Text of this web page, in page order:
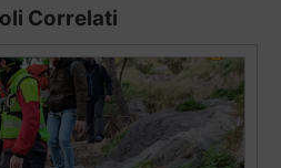
Correlati